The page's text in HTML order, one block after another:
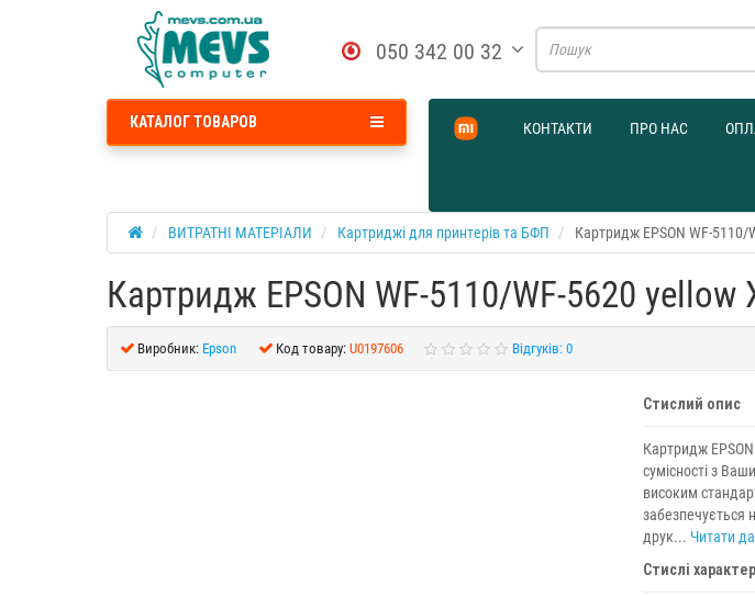
050 342 00 32
КОНТАКТИ ПРО НАС
КАТАЛОГ ТОВАРОВ
ВИТРАТНІ МАТЕРІАЛИ Картриджі для принтерів та БФП Картридж EPSON WF-5110/
Картридж EPSON WF-5110/WF-5620 yellow
Виробник: Epson Код товару: U0197606 Відгуків: 0
Стислий опис
Картридж
сумісності з
високим
забезпечується
друк... Читати
Стислі